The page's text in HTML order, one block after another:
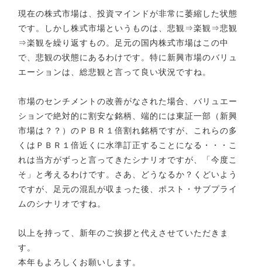
現在の株式市場は、投資マインドが非常に萎縮した状態
です。しかし株式市場というものは、悲観⇒楽観⇒悲観
⇒楽観を繰り返すもの。足元の国内株式市場はこの中
で、悲観の状態にあるわけです。特に新興市場のバリュ
エーションは、総悲観と言って良い状況ですね。
市場のセンチメントの改善がなされた場合、バリュエー
ションで絶対的に割安な銘柄、端的には東証一部（新興
市場は？？）のＰＢＲ１倍割れ銘柄ですが、これらの多
くはＰＢＲ１倍近くに水準訂正することになる・・・こ
れは当方がずっと言ってきたシナリオですが、「今度こ
そ」と考えるわけです。さあ、どうなるか？くどいよう
ですが、足元の混乱が収まった後、ポスト・サブプライ
ムのシナリオですね。
以上を持って、新年のご挨拶と代えさせていただきま
す。
本年もよろしくお願いします。